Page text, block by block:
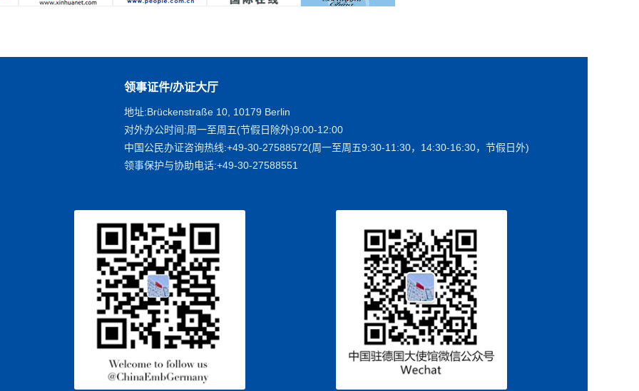
领事证件/办证大厅
地址:Brückenstraße 10, 10179 Berlin
对外办公时间:周一至周五(节假日除外)9:00-12:00
中国公民办证咨询热线:+49-30-27588572(周一至周五9:30-11:30，14:30-16:30，节假日外)
领事保护与协助电话:+49-30-27588551